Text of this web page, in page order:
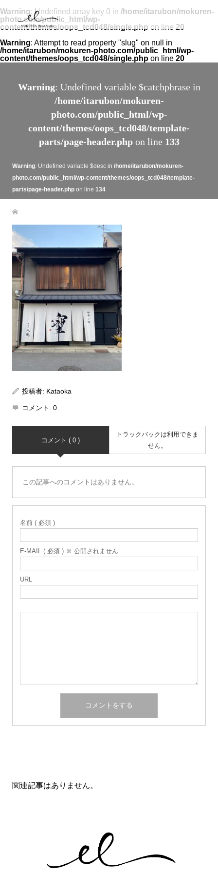
Warning: Undefined array key 0 in /home/itarubon/mokuren-
photo.com/public_html/wp-
content/themes/oops_tcd048/single.php on line 20
Warning: Attempt to read property "slug" on null in
/home/itarubon/mokuren-photo.com/public_html/wp-
content/themes/oops_tcd048/single.php on line 20
Warning: Undefined variable $catchphrase in
/home/itarubon/mokuren-
photo.com/public_html/wp-
content/themes/oops_tcd048/template-
parts/page-header.phpon line 133
Warning: Undefined variable $desc in /home/itarubon/mokuren-
photo.com/public_html/wp-content/themes/oops_tcd048/template-
parts/page-header.phpon line 134
投稿者: Kataoka
コメント: 0
コメント ( 0 )
トラックバックは利用できま
せん。
この記事へのコメントはありません。
名前 ( 必須 )
E-MAIL ( 必須 ) ※ 公開されません
URL
関連記事はありません。